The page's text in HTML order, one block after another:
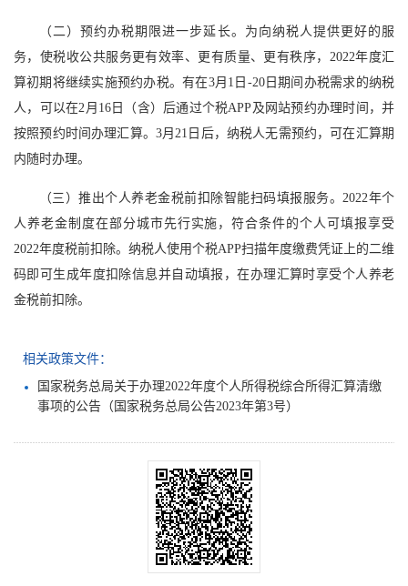
（二）预约办税期限进一步延长。为向纳税人提供更好的服
务，使税收公共服务更有效率、更有质量、更有秩序，2022年度汇
算初期将继续实施预约办税。有在3月1日-20日期间办税需求的纳税
人，可以在2月16日（含）后通过个税APP及网站预约办理时间，并
按照预约时间办理汇算。3月21日后，纳税人无需预约，可在汇算期
内随时办理。
（三）推出个人养老金税前扣除智能扫码填报服务。2022年个
人养老金制度在部分城市先行实施，符合条件的个人可填报享受
2022年度税前扣除。纳税人使用个税APP扫描年度缴费凭证上的二维
码即可生成年度扣除信息并自动填报，在办理汇算时享受个人养老
金税前扣除。
相关政策文件：
国家税务总局关于办理2022年度个人所得税综合所得汇算清缴
事项的公告（国家税务总局公告2023年第3号）